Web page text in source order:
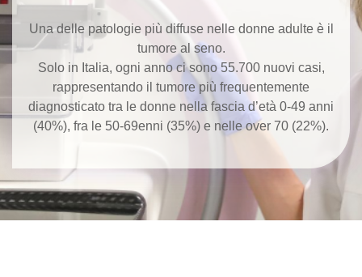
Una delle patologie più diffuse nelle donne adulte è il
tumore al seno.
Solo in Italia, ogni anno ci sono 55.700 nuovi casi,
rappresentando il tumore più frequentemente
diagnosticato tra le donne nella fascia d’età 0-49 anni
(40%), fra le 50-69enni (35%) e nelle over 70 (22%).